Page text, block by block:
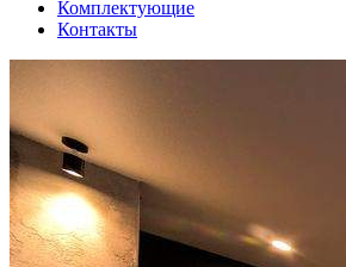
Комплектующие
Контакты